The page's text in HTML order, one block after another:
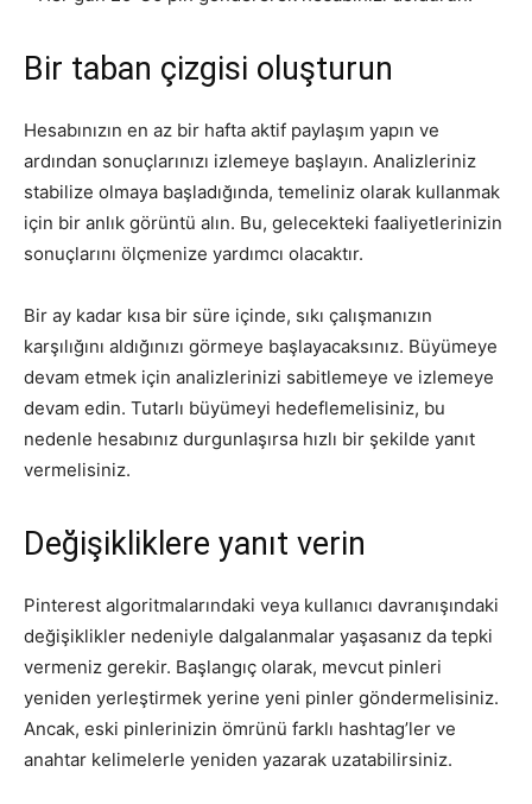
Bir taban çizgisi oluşturun
Hesabınızın en az bir hafta aktif paylaşım yapın ve
ardından sonuçlarınızı izlemeye başlayın. Analizleriniz
stabilize olmaya başladığında, temeliniz olarak kullanmak
için bir anlık görüntü alın. Bu, gelecekteki faaliyetlerinizin
sonuçlarını ölçmenize yardımcı olacaktır.
Bir ay kadar kısa bir süre içinde, sıkı çalışmanızın
karşılığını aldığınızı görmeye başlayacaksınız. Büyümeye
devam etmek için analizlerinizi sabitlemeye ve izlemeye
devam edin. Tutarlı büyümeyi hedeflemelisiniz, bu
nedenle hesabınız durgunlaşırsa hızlı bir şekilde yanıt
vermelisiniz.
Değişikliklere yanıt verin
Pinterest algoritmalarındaki veya kullanıcı davranışındaki
değişiklikler nedeniyle dalgalanmalar yaşasanız da tepki
vermeniz gerekir. Başlangıç ​​olarak, mevcut pinleri
yeniden yerleştirmek yerine yeni pinler göndermelisiniz.
Ancak, eski pinlerinizin ömrünü farklı hashtag’ler ve
anahtar kelimelerle yeniden yazarak uzatabilirsiniz.